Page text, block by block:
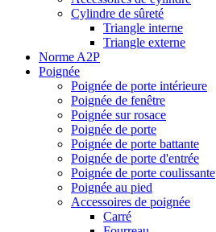
Cylindre de sûreté
Triangle interne
Triangle externe
Norme A2P
Poignée
Poignée de porte intérieure
Poignée de fenêtre
Poignée sur rosace
Poignée de porte
Poignée de porte battante
Poignée de porte d'entrée
Poignée de porte coulissante
Poignée au pied
Accessoires de poignée
Carré